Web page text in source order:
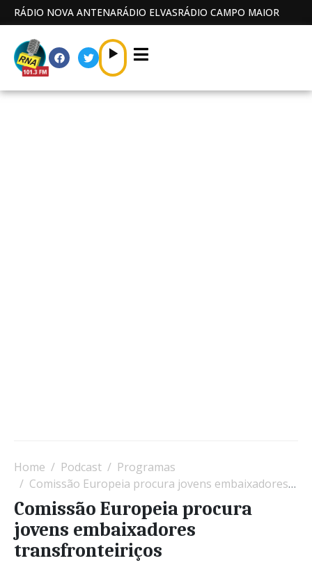
RÁDIO NOVA ANTENARÁDIO ELVASRÁDIO CAMPO MAIOR
Home Podcast
Programas
Comissão Europeia procura jovens embaixadores transfronteiriços
Comissão Europeia procura
jovens embaixadores
transfronteiriços